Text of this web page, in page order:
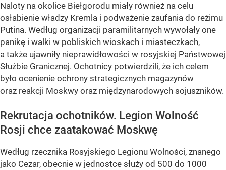
Naloty na okolice Biełgorodu miały również na celu
osłabienie władzy Kremla i podważenie zaufania do reżimu
Putina. Według organizacji paramilitarnych wywołały one
panikę i walki w pobliskich wioskach i miasteczkach,
a także ujawniły nieprawidłowości w rosyjskiej Państwowej
Służbie Granicznej. Ochotnicy potwierdzili, że ich celem
było ocenienie ochrony strategicznych magazynów
oraz reakcji Moskwy oraz międzynarodowych sojuszników.
Rekrutacja ochotników. Legion Wolność
Rosji chce zaatakować Moskwę
Według rzecznika Rosyjskiego Legionu Wolności, znanego
jako Cezar, obecnie w jednostce służy od 500 do 1000